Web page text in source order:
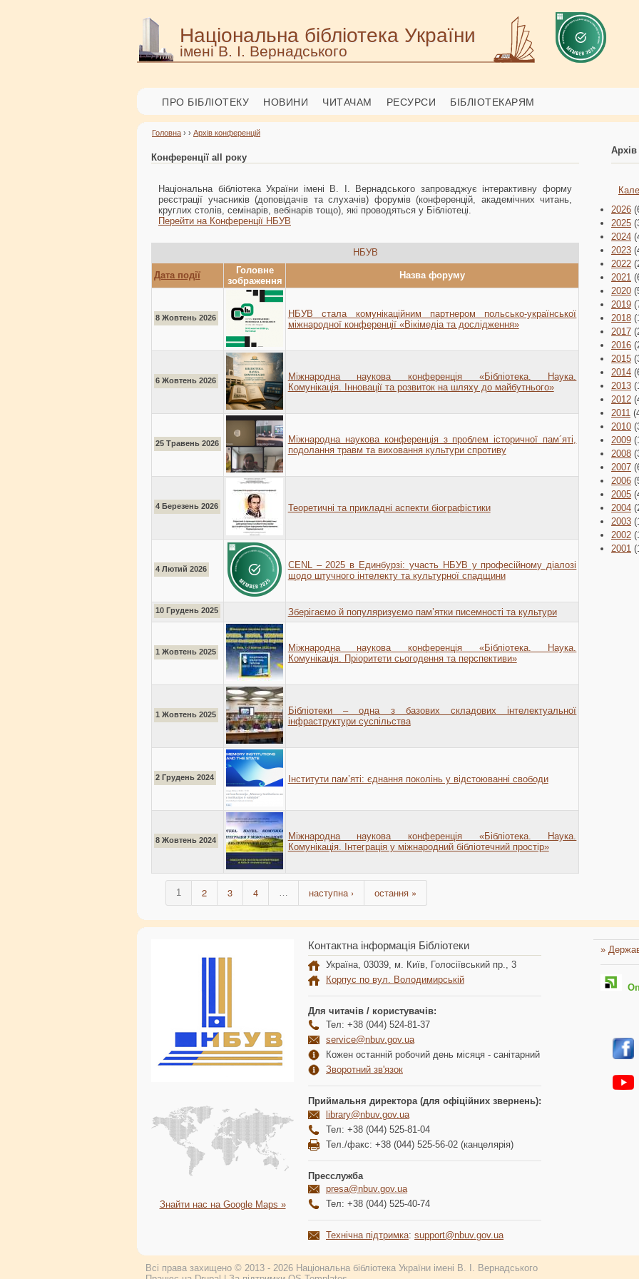
Національна бібліотека України
імені В. І. Вернадського
ПРО БІБЛІОТЕКУ НОВИНИ ЧИТАЧАМ РЕСУРСИ БІБЛІОТЕКАРЯМ
Головна › › Архів конференцій
Конференції all року
Національна бібліотека України імені В. І. Вернадського запроваджує інтерактивну форму
реєстрації учасників (доповідачів та слухачів) форумів (конференцій, академічних читань,
круглих столів, семінарів, вебінарів тощо), які проводяться у Бібліотеці.
Перейти на Конференції НБУВ
НБУВ
Дата події
Головне
зображення
Назва форуму
8 Жовтень 2026
НБУВ стала комунікаційним партнером польсько-української
міжнародної конференції «Вікімедіа та дослідження»
6 Жовтень 2026
Міжнародна наукова конференція «Бібліотека. Наука.
Комунікація. Інновації та розвиток на шляху до майбутнього»
25 Травень 2026
Міжнародна наукова конференція з проблем історичної пам´яті,
подолання травм та виховання культури спротиву
4 Березень 2026 Теоретичні та прикладні аспекти біографістики
4 Лютий 2026
CENL – 2025 в Единбурзі: участь НБУВ у професійному діалозі
щодо штучного інтелекту та культурної спадщини
10 Грудень 2025 Зберігаємо й популяризуємо пам’ятки писемності та культури
1 Жовтень 2025
Міжнародна наукова конференція «Бібліотека. Наука.
Комунікація. Пріоритети сьогодення та перспективи»
1 Жовтень 2025
Бібліотеки – одна з базових складових інтелектуальної
інфраструктури суспільства
2 Грудень 2024 Інститути пам’яті: єднання поколінь у відстоюванні свободи
8 Жовтень 2024
Міжнародна наукова конференція «Бібліотека. Наука.
Комунікація. Інтеграція у міжнародний бібліотечний простір»
1 2 3 4 … наступна › остання »
2026
2025
2024
2023
2022
2021
2020
2019
2018
2017
2016
2015
2014
2013
2012
2011
2010
2009
2008
2007
2006
2005
2004
2003
2002
2001
Знайти нас на Google Maps »
Контактна інформація Бібліотеки
Україна, 03039, м. Київ, Голосіївський пр., 3
Корпус по вул. Володимирській
Для читачів / користувачів:
Тел: +38 (044) 524-81-37
service@nbuv.gov.ua
Кожен останній робочий день місяця - санітарний
Зворотний зв'язок
Приймальня директора (для офіційних звернень):
library@nbuv.gov.ua
Тел: +38 (044) 525-81-04
Тел./факс: +38 (044) 525-56-02 (канцелярія)
Пресслужба
presa@nbuv.gov.ua
Тел: +38 (044) 525-40-74
Технічна підтримка: support@nbuv.gov.ua
»
Всі права захищено © 2013 - 2026 Національна бібліотека України імені В. І. Вернадського